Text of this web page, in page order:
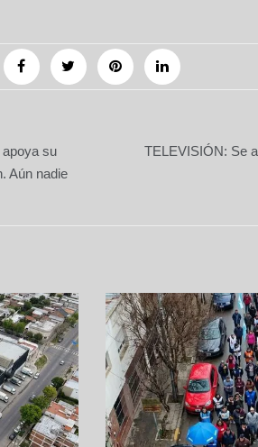
su
Aún nadie
TELEVISIÓN: Se